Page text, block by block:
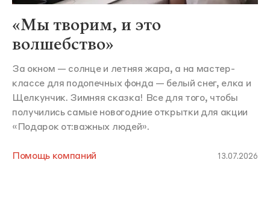
«Мы творим, и это
волшебство»
За окном — солнце и летняя жара, а на мастер-
классе для подопечных фонда — белый снег, елка и
Щелкунчик. Зимняя сказка! Все для того, чтобы
получились самые новогодние открытки для акции
«Подарок от:важных людей».
Помощь компаний 13.07.2026